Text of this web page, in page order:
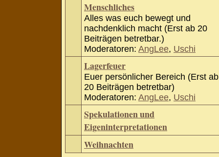
Menschliches
Alles was euch bewegt und
nachdenklich macht (Erst ab 20
Beiträgen betretbar.)
Moderatoren: AngLee, Uschi
Lagerfeuer
Euer persönlicher Bereich (Erst ab
20 Beiträgen betretbar)
Moderatoren: AngLee, Uschi
Spekulationen und
Eigeninterpretationen
Weihnachten